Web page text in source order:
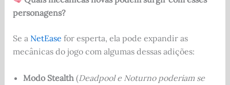
personagens?
Se a NetEase for esperta, ela pode expandir as
mecânicas do jogo com algumas dessas adições:
Modo Stealth(Deadpool e Noturno poderiam se